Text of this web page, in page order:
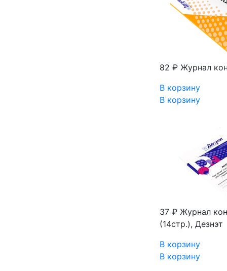
82 ₽ Журнал
В корзину
В корзину
37 ₽ Журнал
(14стр.), Дезнэт
В корзину
В корзину